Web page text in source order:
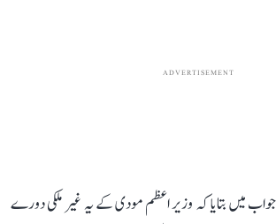
ADVERTISEMENT
میں بتایا کہ وزیر اعظم مودی کے یہ غیر ملکی دورے